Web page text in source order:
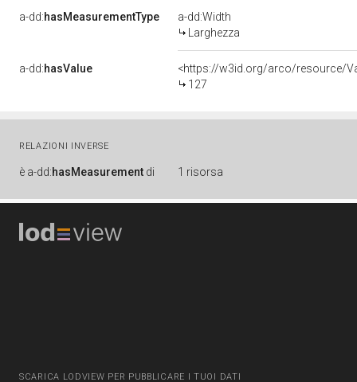
a-dd:hasMeasurementType
a-dd:Width
Larghezza
a-dd:hasValue
<https://w3id.org/arco/resource/
127
RELAZIONI INVERSE
è a-dd:hasMeasurement di 1 risorsa
SCARICA LODVIEW PER PUBBLICARE I TUOI DATI